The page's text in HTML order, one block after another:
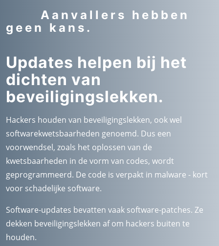
Aanvallers hebben
geen kans.
Updates helpen bij het
dichten van
beveiligingslekken.
Hackers houden van beveiligingslekken, ook wel
softwarekwetsbaarheden genoemd. Dus een
voorwendsel, zoals het oplossen van de
kwetsbaarheden in de vorm van codes, wordt
geprogrammeerd. De code is verpakt in malware - kort
voor schadelijke software.
Software-updates bevatten vaak software-patches. Ze
dekken beveiligingslekken af om hackers buiten te
houden.